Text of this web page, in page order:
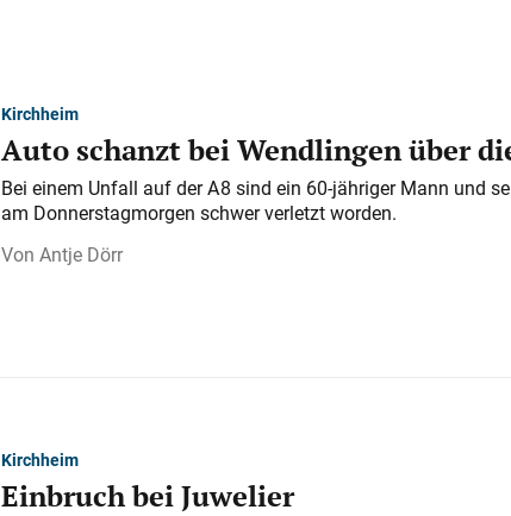
Kirchheim
Auto schanzt bei Wendlingen über
Bei einem Unfall auf der A 8 sind ein 60-jähriger Mann und
am Donnerstagmorgen schwer verletzt worden.
Antje Dörr
Kirchheim
Einbruch bei Juwelier